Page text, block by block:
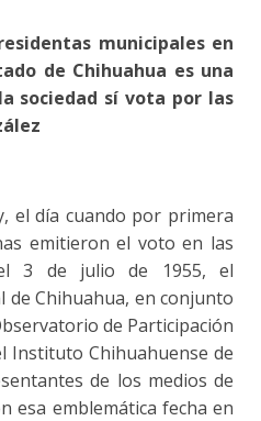
municipales en
de Chihuahua es una
sociedad sí vota por las
el día cuando por primera
emitieron el voto en las
3 de julio de 1955, el
de Chihuahua, en conjunto
de Participación
Instituto Chihuahuense de
de los medios de
esa emblemática fecha en